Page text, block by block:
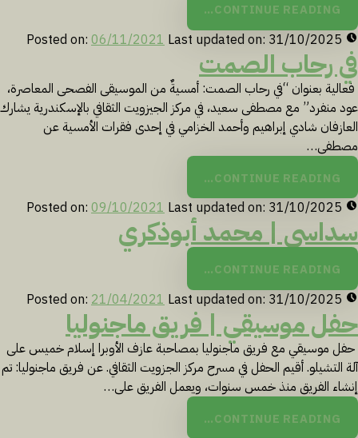
CONTINUE READING…
Posted on: 06/11/2021 Last updated on: 31/10/2025
في رحاب الصمت
فعالية بعنوان “في رحاب الصمت: أمسيةٌ من الموسيقى الفصحى المعاصرة،
عود منفرد” مع مصطفى سعيد، في مركز الجيزويت الثقافي بالإسكندرية يشارك
العازفان شادي إبراهيم وأحمد الخزامي في إحدى فقرات الأمسية عن
مصطفى…
CONTINUE READING…
Posted on: 09/10/2021 Last updated on: 31/10/2025
سداسي | محمد أبوذكري
CONTINUE READING…
Posted on: 21/04/2021 Last updated on: 31/10/2025
حفل موسيقي | فريق ماجنوليا
حفل موسيقي ​مع فريق ماجنوليا بمصاحبة عازف الأوبرا إسلام خميس على
آلة التشيلو. أقيم الحفل في مسرح مركز الجزويت الثقافي. عن فريق ماجنوليا: تم
إنشاء الفريق منذ خمس سنوات، ويعمل الفريق على…
CONTINUE READING…